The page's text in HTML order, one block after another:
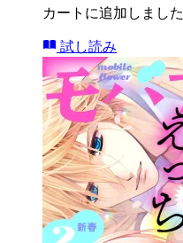
カートに追加しました
試し読み